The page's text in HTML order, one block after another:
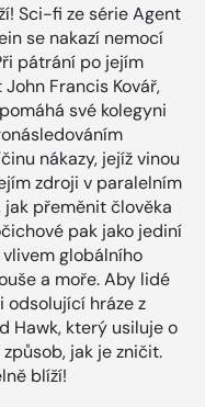
Sci-fi ze série Agent
se nakazí nemocí
pátrání po jejím
Francis Kovář,
své kolegyni
nákazy, jejíž vinou
zdroji v paralelním
jak přeměnit člověka
pak jako jediní
globálního
a moře. Aby lidé
odsolující hráze z
Hawk, který usiluje o
jak je zničit.
blíží!